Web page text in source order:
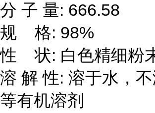
分 子 量: 666.58
规 格: 98%
性 状: 白色精细粉
溶 解 性: 溶于水，
等有机溶剂